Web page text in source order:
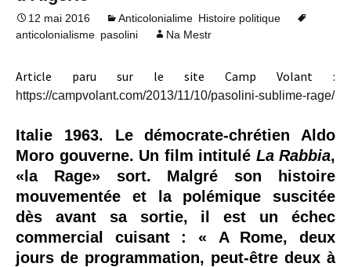
12 mai 2016 Anticolonialime, Histoire politique
anticolonialisme, pasolini Na Mestr
Article paru sur le site Camp Volant :
https://campvolant.com/2013/11/10/pasolini-sublime-rage/
Italie 1963. Le démocrate-chrétien Aldo
Moro gouverne. Un film intitulé La Rabbia,
«la Rage» sort. Malgré son histoire
mouvementée et la polémique suscitée
dès avant sa sortie, il est un échec
commercial cuisant : « A Rome, deux
jours de programmation, peut-être deux à